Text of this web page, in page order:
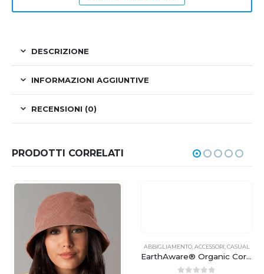
DESCRIZIONE
INFORMAZIONI AGGIUNTIVE
RECENSIONI (0)
PRODOTTI CORRELATI